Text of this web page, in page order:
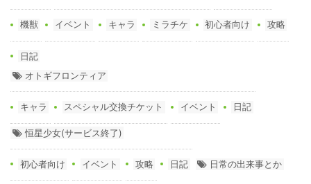
機獣 イベント キャラ ミラチケ 初心者向け 攻略
日記
オトギフロンティア
キャラ スペシャル交換チケット イベント 日記
恒星少女(サービス終了)
初心者向け イベント 攻略 日記 日常の出来事とか